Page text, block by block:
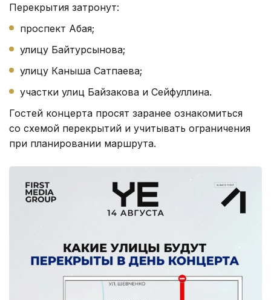
Перекрытия затронут:
проспект Абая;
улицу Байтурсынова;
улицу Каныша Сатпаева;
участки улиц Байзакова и Сейфуллина.
Гостей концерта просят заранее ознакомиться
со схемой перекрытий и учитывать ограничения
при планировании маршрута.